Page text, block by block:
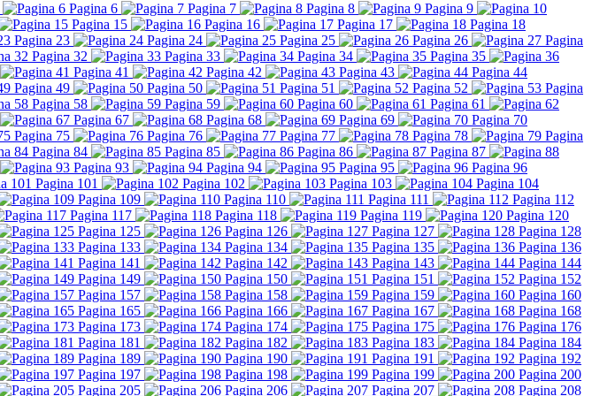
Pagina 6 Pagina 7 Pagina 8
Pagina 9
Pagina 15 Pagina 16 Pagina 17
Pagina 18
Pagina 23 Pagina 24 Pagina 25 Pagina 26
Pagina
Pagina 32 Pagina 33 Pagina 34
Pagina 35
Pagina 41 Pagina 42 Pagina 43
Pagina 44
Pagina 49 Pagina 50 Pagina 51 Pagina 52
Pagina
Pagina 58 Pagina 59 Pagina 60
Pagina 61
Pagina 67 Pagina 68 Pagina 69
Pagina 70
Pagina 75 Pagina 76 Pagina 77 Pagina 78
Pagina
Pagina 84 Pagina 85 Pagina 86
Pagina 87
Pagina 93 Pagina 94 Pagina 95
Pagina 96
Pagina 101 Pagina 102 Pagina 103
Pagina 104
Pagina 109 Pagina 110 Pagina 111
Pagina 112
Pagina 117 Pagina 118 Pagina 119
Pagina 120
Pagina 125 Pagina 126 Pagina 127
Pagina 128
Pagina 133 Pagina 134 Pagina 135
Pagina 136
Pagina 141 Pagina 142 Pagina 143
Pagina 144
Pagina 149 Pagina 150 Pagina 151
Pagina 152
Pagina 157 Pagina 158 Pagina 159
Pagina 160
Pagina 165 Pagina 166 Pagina 167
Pagina 168
Pagina 173 Pagina 174 Pagina 175
Pagina 176
Pagina 181 Pagina 182 Pagina 183
Pagina 184
Pagina 189 Pagina 190 Pagina 191
Pagina 192
Pagina 197 Pagina 198 Pagina 199
Pagina 200
Pagina 205 Pagina 206 Pagina 207
Pagina 208